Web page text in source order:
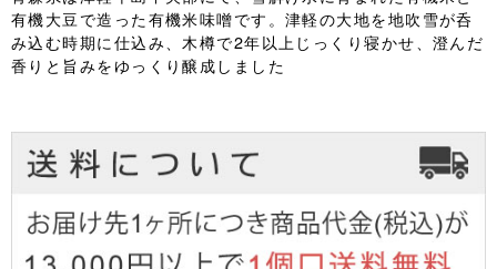
有機大豆で造った有機米味噌です。津軽の大地を地吹雪が呑
み込む時期に仕込み、木樽で2年以上じっくり寝かせ、澄んだ
香りと旨みをゆっくり醸成しました